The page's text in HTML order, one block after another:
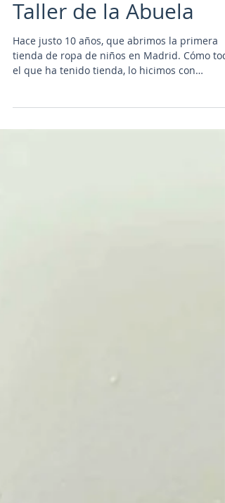
10º Aniversario El
Taller de la Abuela
Hace justo 10 años, que abrimos la primera
el que ha tenido tienda, lo hicimos con